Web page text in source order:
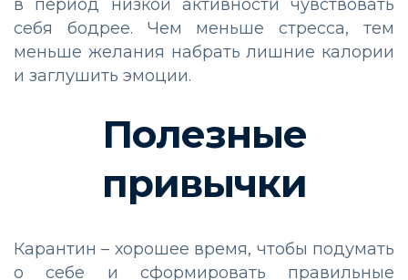
в период низкой активности чувствовать
себя бодрее. Чем меньше стресса, тем
меньше желания набрать лишние калории
и заглушить эмоции.
Полезные
привычки
Карантин – хорошее время, чтобы подумать
о себе и сформировать правильные